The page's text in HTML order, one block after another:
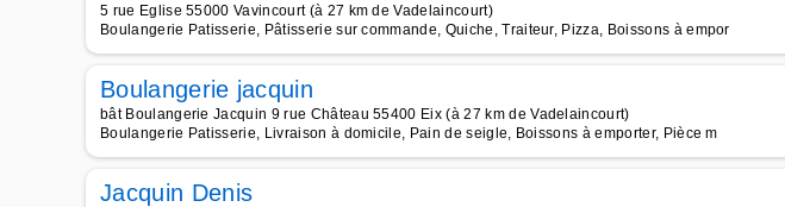
5 rue Eglise 55000 Vavincourt (à 27 km de Vadelaincourt)
Boulangerie Patisserie, Pâtisserie sur commande, Quiche, Traiteur, Pizza, Boissons à empor
Boulangerie jacquin
bât Boulangerie Jacquin 9 rue Château 55400 Eix (à 27 km de Vadelaincourt)
Boulangerie Patisserie, Livraison à domicile, Pain de seigle, Boissons à emporter, Pièce m
Jacquin Denis